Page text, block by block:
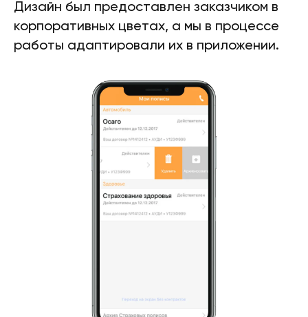
Дизайн был предоставлен заказчиком в
корпоративных цветах, а мы в процессе
работы адаптировали их в приложении.